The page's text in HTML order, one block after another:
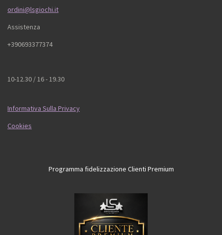
ordini@lsgiochi.it
Assistenza
+390693377374
10-12.30 / 16 - 19.30
Informativa Sulla Privacy
Cookies
Programma fidelizzazione Clienti Premium